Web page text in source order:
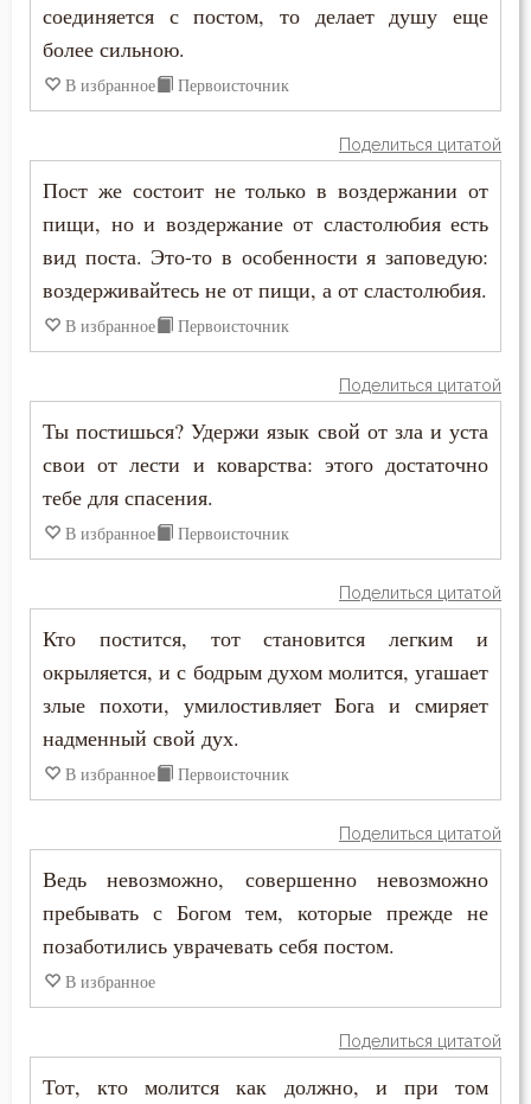
Благоразумие
Благочестие
Блуд
Бог
Богатство
Богослужение
Богоугождение
Борьба
Будущее
Вера
Ветхий Завет
Власть
Воздаяние
Вознесение
Игнатий Брянчанинов
Иоанн Карпафский
Иоанн Кассиан Римлянин
Иоанн Кронштадтский
Иосиф Оптинский (Литовкин)
Исаак Сирин Ниневийский
Иустин (Попович)
Макарий Оптинский (Иванов)
Марк Подвижник
Никита Стифат
Никодим Святогорец
Никон Оптинский (Беляев)
Пимен Великий
соединяется с постом, то делает душу еще
более сильною.
В избранное Первоисточник
Поделиться цитатой
Пост же состоит не только в воздержании от
пищи, но и воздержание от сластолюбия есть
вид поста. Это-то в особенности я заповедую:
воздерживайтесь не от пищи, а от сластолюбия.
В избранное Первоисточник
Поделиться цитатой
Ты постишься? Удержи язык свой от зла и уста
свои от лести и коварства: этого достаточно
тебе для спасения.
В избранное Первоисточник
Поделиться цитатой
Кто постится, тот становится легким и
окрыляется, и с бодрым духом молится, угашает
злые похоти, умилостивляет Бога и смиряет
надменный свой дух.
В избранное Первоисточник
Поделиться цитатой
Ведь невозможно, совершенно невозможно
пребывать с Богом тем, которые прежде не
позаботились уврачевать себя постом.
В избранное
Поделиться цитатой
Тот, кто молится как должно, и при том